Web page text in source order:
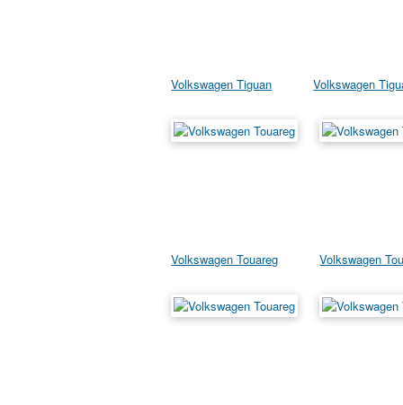
Volkswagen Tiguan Volkswagen
Volkswagen Touareg Volkswagen